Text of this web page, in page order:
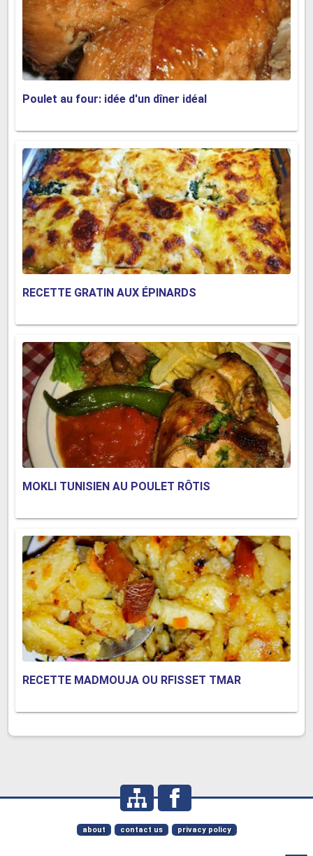
Poulet au four: idée d'un dîner idéal
RECETTE GRATIN AUX ÉPINARDS
MOKLI TUNISIEN AU POULET RÔTIS
RECETTE MADMOUJA OU RFISSET TMAR
privacy policy
contact us
about